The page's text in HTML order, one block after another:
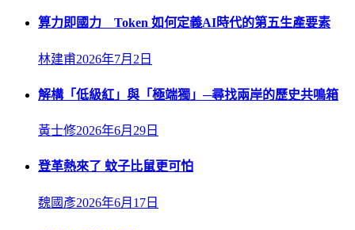
算力即國力 Token 如何定義AI時代的第五生產要素
林建甫2026年7月2日
解構「低級紅」與「極端獨」─尋找兩岸的歷史共鳴箱
黃士修2026年6月29日
登革熱來了 蚊子比鼠更可怕
魏國彥2026年6月17日